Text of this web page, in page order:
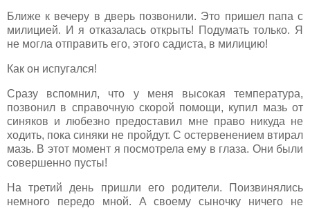
Ближе к вечеру в дверь позвонили. Это пришел папа с
милицией. И я отказалась открыть! Подумать только. Я
не могла отправить его, этого садиста, в милицию!
Как он испугался!
Сразу вспомнил, что у меня высокая температура,
позвонил в справочную скорой помощи, купил мазь от
синяков и любезно предоставил мне право никуда не
ходить, пока синяки не пройдут. С остервенением втирал
мазь. В этот момент я посмотрела ему в глаза. Они были
совершенно пусты!
На третий день пришли его родители. Поизвинялись
немного передо мной. А своему сыночку ничего не